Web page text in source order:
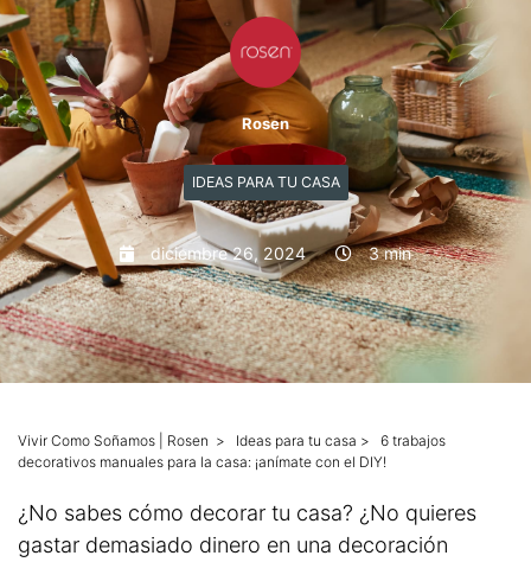
Mascotas
Columnas
Productos
Guías descargables
Rosen
IDEAS PARA TU CASA
diciembre 26, 2024 3 min
Vivir Como Soñamos | Rosen > Ideas para tu casa > 6 trabajos
decorativos manuales para la casa: ¡anímate con el DIY!
¿No sabes cómo decorar tu casa? ¿No quieres
gastar demasiado dinero en una decoración